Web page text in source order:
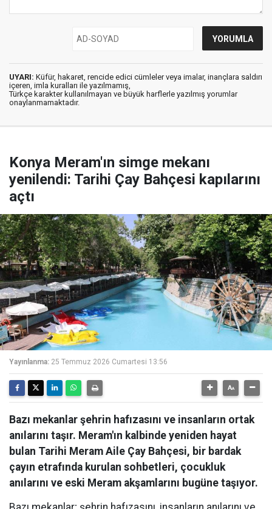
UYARI: Küfür, hakaret, rencide edici cümleler veya imalar, inançlara saldırı
içeren, imla kuralları ile yazılmamış,
Türkçe karakter kullanılmayan ve büyük harflerle yazılmış yorumlar
onaylanmamaktadır.
Konya Meram'ın simge mekanı
yenilendi: Tarihi Çay Bahçesi kapılarını
açtı
Yayınlanma: 25 Temmuz 2026 Cumartesi 13:56
Bazı mekanlar şehrin hafızasını ve insanların ortak
anılarını taşır. Meram'ın kalbinde yeniden hayat
bulan Tarihi Meram Aile Çay Bahçesi, bir bardak
çayın etrafında kurulan sohbetleri, çocukluk
anılarını ve eski Meram akşamlarını bugüne taşıyor.